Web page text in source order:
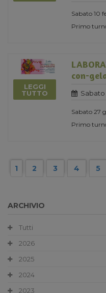
Sabato 10
Primo
LEGGI
TUTTO
con-
Sabato
Sabato 27
Primo
1 2 3 4 5
ARCHIVIO
Tutti
2026
2025
2024
2023